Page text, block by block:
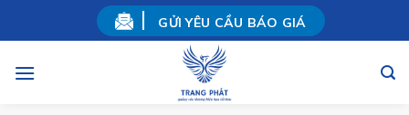
GỬI YÊU CẦU BÁO GIÁ